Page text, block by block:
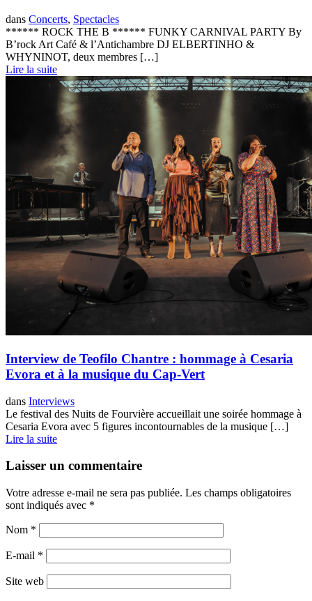
dans Concerts, Spectacles
****** ROCK THE B ****** FUNKY CARNIVAL PARTY By
B’rock Art Café & l’Antichambre DJ ELBERTINHO &
WHYNINOT, deux membres […]
Lire la suite
Interview de Teofilo Chantre : hommage à Cesaria
Evora et à la musique du Cap-Vert
dans Interviews
Le festival des Nuits de Fourvière accueillait une soirée hommage à
Cesaria Evora avec 5 figures incontournables de la musique […]
Lire la suite
Laisser un commentaire
Votre adresse e-mail ne sera pas publiée. Les champs obligatoires
sont indiqués avec *
Nom *
E-mail *
Site web